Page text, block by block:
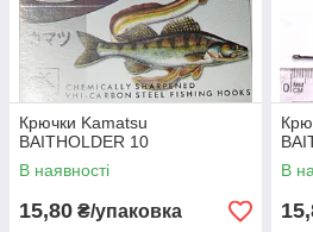
Крючки Kamatsu
BAITHOLDER 10
В наявності
15,80 ₴/упаковка
В